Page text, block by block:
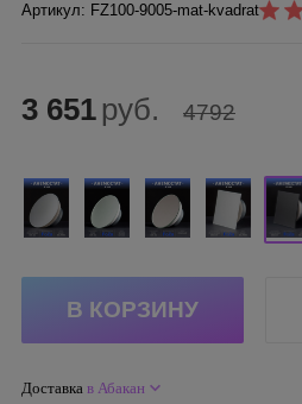
Артикул: FZ100-9005-mat-kvadrat
3 651 руб. 4792
Доставка в Абакан